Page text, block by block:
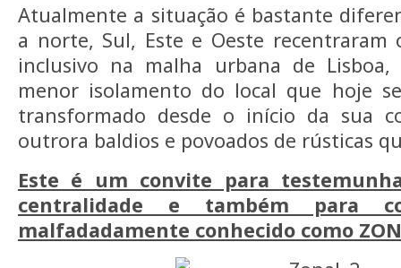
Atualmente a situação é bastante
a norte, Sul, Este e Oeste
inclusivo na malha urbana de
menor isolamento do local que hoje
transformado desde o início da sua
outrora baldios e povoados de rústicas
Este é um convite para
centralidade e também para
malfadadamente conhecido como